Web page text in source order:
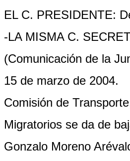
EL C. PRESIDENTE:
-LA MISMA C.
(Comunicación de la
15 de marzo de 2004.
Comisión de
Migratorios se da de
Gonzalo Moreno